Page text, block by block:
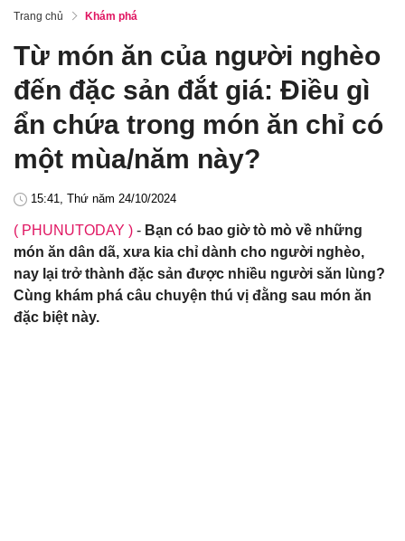
Trang chủ Khám phá
Từ món ăn của người nghèo
đến đặc sản đắt giá: Điều gì
ẩn chứa trong món ăn chỉ có
một mùa/năm này?
15:41, Thứ năm 24/10/2024
( PHUNUTODAY ) - Bạn có bao giờ tò mò về những
món ăn dân dã, xưa kia chỉ dành cho người nghèo,
nay lại trở thành đặc sản được nhiều người săn lùng?
Cùng khám phá câu chuyện thú vị đằng sau món ăn
đặc biệt này.